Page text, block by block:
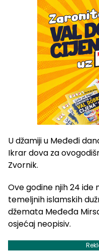
U džamiji u Međeđi
Ikrar dova za
Zvornik.
Ove godine njih 24 ide
temeljnih islamskih
džemata Međeđa
osjećaj neopisiv.